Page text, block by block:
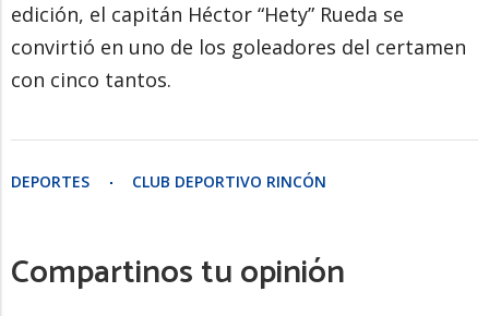
edición, el capitán Héctor “Hety” Rueda se
convirtió en uno de los goleadores del certamen
con cinco tantos.
DEPORTES CLUB DEPORTIVO RINCÓN
Compartinos tu opinión